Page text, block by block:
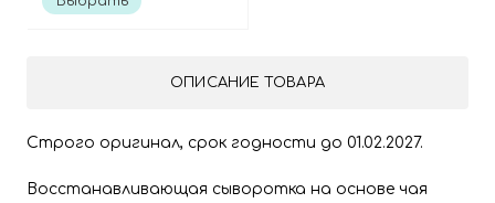
ОПИСАНИЕ ТОВАРА
Строго оригинал, срок годности до 01.02.2027.
Восстанавливающая cыворотка на основе чая